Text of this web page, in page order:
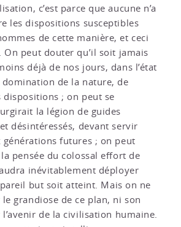
c’est parce que aucune n’a
les dispositions susceptibles
de cette manière, et ceci
On peut douter qu’il soit jamais
déjà de nos jours, dans l’état
de la nature, de
dispositions ; on peut se
la légion de guides
désintéressés, devant servir
générations futures ; on peut
pensée du colossal effort de
inévitablement déployer
pareil but soit atteint. Mais on ne
grandiose de ce plan, ni son
de la civilisation humaine.